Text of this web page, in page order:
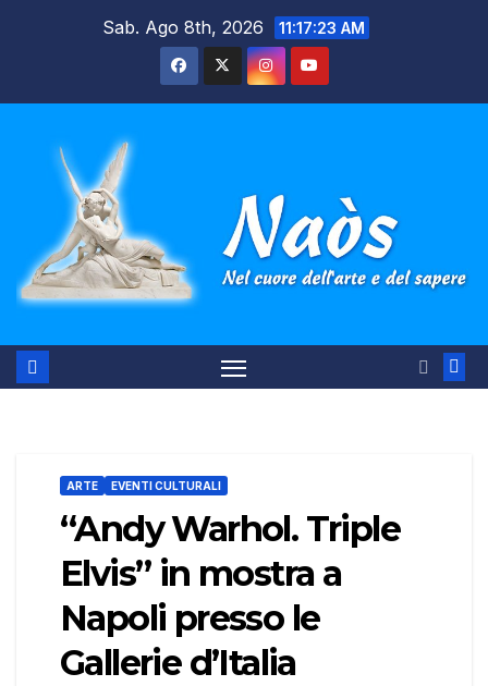
Sab. Ago 8th, 2026 11:17:24 AM
ARTE EVENTI CULTURALI
“Andy Warhol. Triple
Elvis” in mostra a
Napoli presso le
Gallerie d’Italia